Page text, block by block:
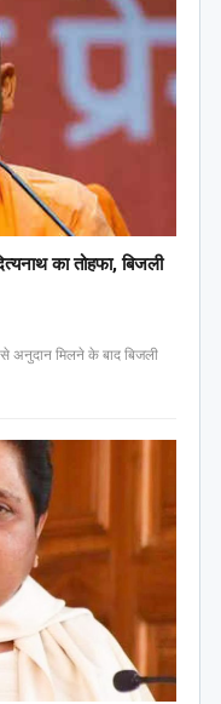
का तोहफा, ब‍िजली
अनुदान मिलने के बाद बिजली